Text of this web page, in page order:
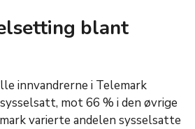
blant
innvandrerne i Telemark
mot 66 % i den øvrige
varierte andelen sysselsatte